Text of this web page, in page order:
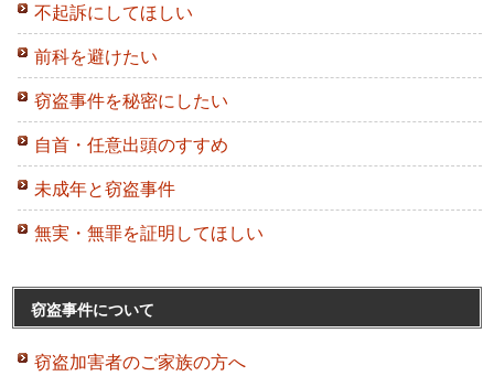
不起訴にしてほしい
前科を避けたい
窃盗事件を秘密にしたい
自首・任意出頭のすすめ
未成年と窃盗事件
無実・無罪を証明してほしい
窃盗事件について
窃盗加害者のご家族の方へ